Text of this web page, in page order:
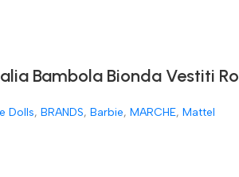
Bambola Bionda Vestiti
Dolls, BRANDS, Barbie, MARCHE, Mattel